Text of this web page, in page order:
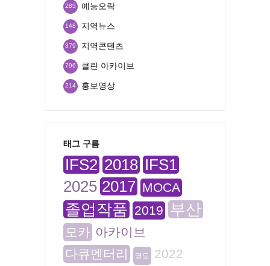
예능오락
285
지역뉴스
148
지역콘텐츠
379
클린 아카이브
796
홍보영상
214
태그 구름
IFS2 2018 IFS1
2025 2017 MOCA
졸업작품 2019 부산
모카 아카이브
다큐멘터리
영도 2022